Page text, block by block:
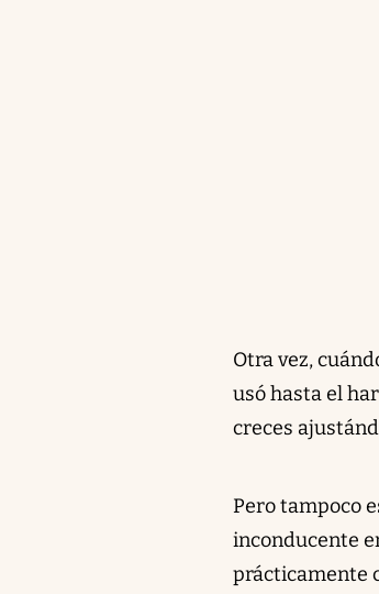
Otra vez,
usó hasta el
creces
Pero tampoco
inconducente
prácticamente